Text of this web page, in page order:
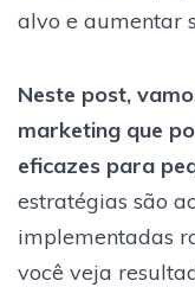
alvo e aumentar
Neste post,
marketing que
eficazes para
estratégias são
implementadas
você veja